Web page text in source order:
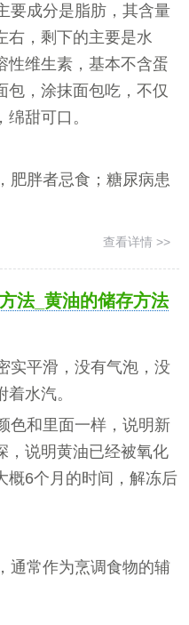
要成分是脂肪，其含量
右，剩下的主要是水
性维生素，基本不含蛋
包，涂抹面包吃，不仅
甜可口。
肥胖者忌食；糖尿病患
查看详情 >>
法_黄油的储存方法
实平滑，没有气泡，没
水汽。
色和里面一样，说明新
，说明黄油已经被氧化
概6个月的时间，解冻后
通常作为烹调食物的辅